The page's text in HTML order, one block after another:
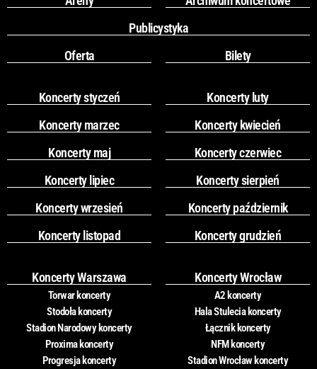
Publicystyka
Oferta
Bilety
Koncerty styczeń
Koncerty luty
Koncerty marzec
Koncerty kwiecień
Koncerty maj
Koncerty czerwiec
Koncerty lipiec
Koncerty sierpień
Koncerty wrzesień
Koncerty październik
Koncerty listopad
Koncerty grudzień
Koncerty Warszawa
Torwar koncerty
Stodoła koncerty
Stadion Narodowy koncerty
Proxima koncerty
Progresja koncerty
Koncerty Wrocław
A2 koncerty
Hala Stulecia koncerty
Łącznik koncerty
NFM koncerty
Stadion Wrocław koncerty